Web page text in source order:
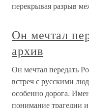
перекрывая разрыв
Он мечтал
архив
Он мечтал передать
встреч с русскими
особенно дорога.
понимание трагедии